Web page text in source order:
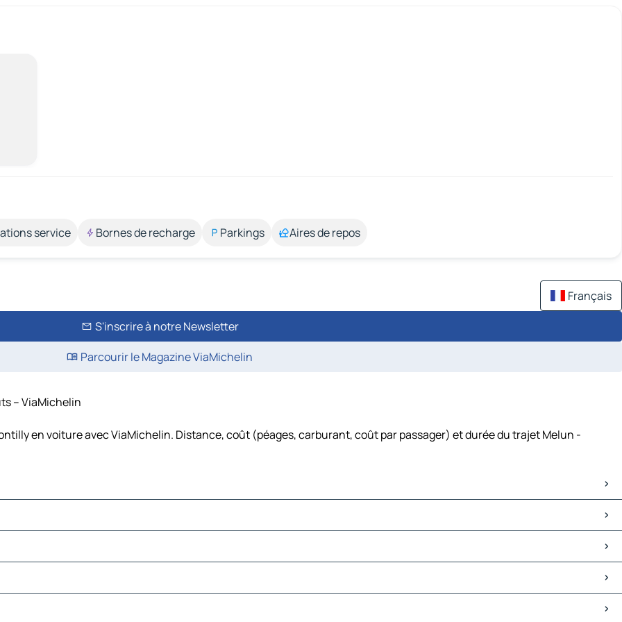
service Bornes de recharge Parkings Aires de repos
Français
S'inscrire à notre Newsletter
Parcourir le Magazine ViaMichelin
– ViaMichelin
en voiture avec ViaMichelin. Distance, coût (péages, carburant, coût par passager) et durée du trajet Melun -